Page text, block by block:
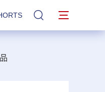
站內搜索